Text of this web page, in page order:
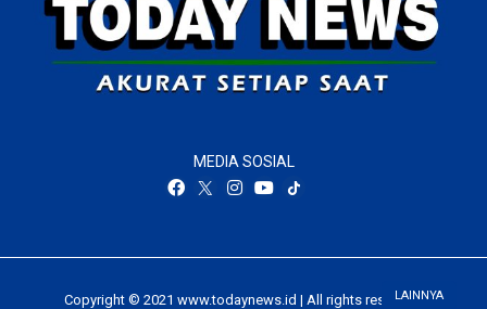
LAINNYA
MEDIA SOSIAL
Copyright © 2021 www.todaynews.id | All rights reserved.